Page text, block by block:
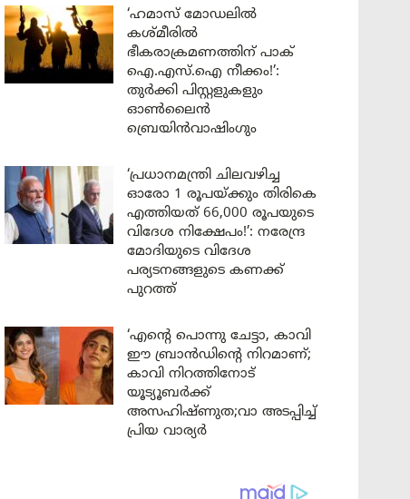
‘ഹമാസ് മോഡലിൽ
കശ്മീരിൽ
ഭീകരാക്രമണത്തിന് പാക്
ഐ.എസ്.ഐ നീക്കം!’:
തുർക്കി പിസ്റ്റളുകളും
ഓൺലൈൻ
ബ്രെയിൻവാഷിംഗും
‘പ്രധാനമന്ത്രി ചിലവഴിച്ച
ഓരോ 1 രൂപയ്ക്കും തിരികെ
എത്തിയത് 66,000 രൂപയുടെ
വിദേശ നിക്ഷേപം!’: നരേന്ദ്ര
മോദിയുടെ വിദേശ
പര്യടനങ്ങളുടെ കണക്ക്
പുറത്ത്
‘എന്റെ പൊന്നു ചേട്ടാ, കാവി
ഈ ബ്രാൻഡിന്റെ നിറമാണ്;
കാവി നിറത്തിനോട്
യൂട്യൂബർക്ക്
അസഹിഷ്ണുത;വാ അടപ്പിച്ച്
പ്രിയ വാര്യർ